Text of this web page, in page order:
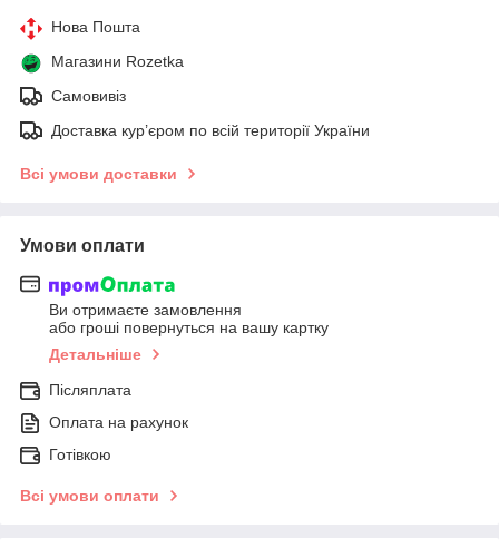
Нова Пошта
Магазини Rozetka
Самовивіз
Доставка кур’єром по всій території України
Всі умови доставки
Умови оплати
Ви отримаєте замовлення
або гроші повернуться на вашу картку
Детальніше
Післяплата
Оплата на рахунок
Готівкою
Всі умови оплати